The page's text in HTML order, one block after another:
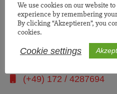
24796 Bovenau
(+49) 4357 / 241
(+49) 4357 / 9715
(+49) 172 / 4287694
We use cookies on our website
experience by remembering
By clicking “Akzeptieren”, you
cookies.
Cookie settings